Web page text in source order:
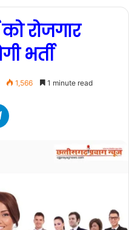
रोजगार
भर्ती
1,566 1 minute read